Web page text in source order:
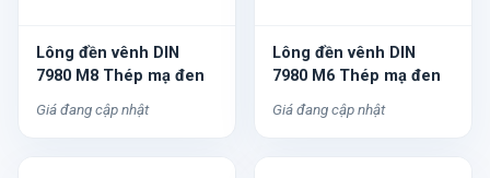
Lông đền vênh DIN
7980 M8 Thép mạ đen
Giá đang cập nhật
Lông đền vênh DIN
7980 M6 Thép mạ đen
Giá đang cập nhật